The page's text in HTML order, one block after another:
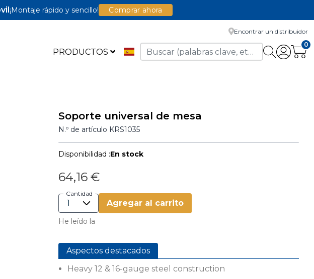
¡Montaje rápido y sencillo! Comprar ahora
PRODUCTOS
Encontrar un distribuidor
0
Soporte universal de mesa
N.º de artículo KRS1035
Disponibilidad :En stock
64,16 €
Cantidad
Agregar al carrito
He leído la
Aspectos destacados
Heavy 12 & 16-gauge steel construction